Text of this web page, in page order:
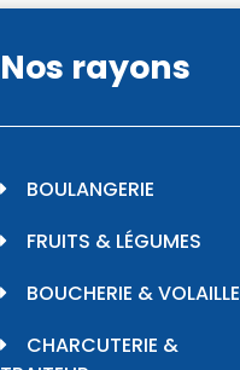
Nos rayons
BOULANGERIE
FRUITS & LÉGUMES
BOUCHERIE & VOLAILLE
CHARCUTERIE &